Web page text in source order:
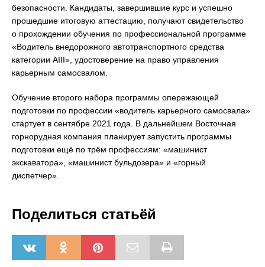
безопасности. Кандидаты, завершившие курс и успешно
прошедшие итоговую аттестацию, получают свидетельство
о прохождении обучения по профессиональной программе
«Водитель внедорожного автотранспортного средства
категории АIII», удостоверение на право управления
карьерным самосвалом.
Обучение второго набора программы опережающей
подготовки по профессии «водитель карьерного самосвала»
стартует в сентябре 2021 года. В дальнейшем Восточная
горнорудная компания планирует запустить программы
подготовки ещё по трём профессиям: «машинист
экскаватора», «машинист бульдозера» и «горный
диспетчер».
Поделиться статьёй